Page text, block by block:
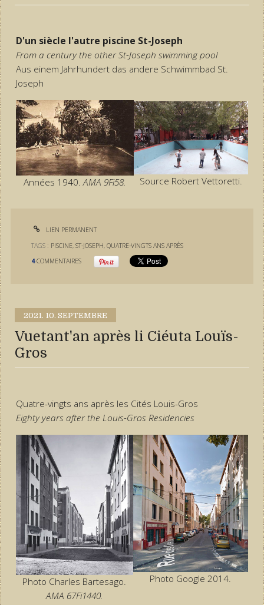
D'un siècle l'autre piscine St-Joseph
From a century the other St-Joseph swimming pool
Aus einem Jahrhundert das andere Schwimmbad St.
Joseph
Années 1940.AMA 9Fi58. Source Robert Vettoretti.
LIEN PERMANENT
TAGS : PISCINE,ST-JOSEPH,QUATRE-VINGTS ANS APRÈS
4 COMMENTAIRES
2021. 10. SEPTEMBRE
Vuetant'an après li Ciéuta Louïs-
Gros
Quatre-vingts ans après les Cités Louis-Gros
Eighty years after the Louis-Gros Residencies
Photo Charles Bartesago.
AMA 67Fi1440.
Photo Google 2014.